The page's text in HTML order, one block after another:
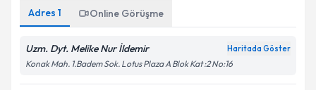
Adres 1 Online Görüşme
Uzm. Dyt. Melike Nur İldemir Haritada Göster
Konak Mah. 1.Badem Sok. Lotus Plaza A Blok Kat :2 No:16